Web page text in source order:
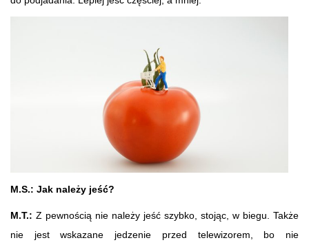
M.S.: Jak należy jeść?
M.T.: Z pewnością nie należy jeść szybko, stojąc, w biegu. Także
nie jest wskazane jedzenie przed telewizorem, bo nie